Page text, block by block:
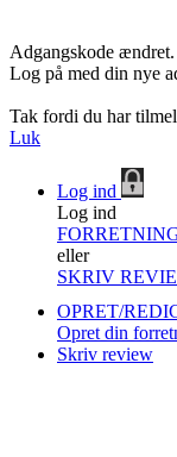
Adgangskode ændret.
Log på med din nye
Tak fordi du har
Luk
Log ind
Log ind
eller
SKRIV
OPRET/
Opret din
Skriv review